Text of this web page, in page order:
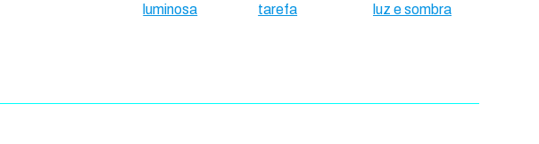
luminosa
tarefa
luz e sombra